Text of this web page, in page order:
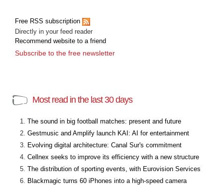
Free RSS subscription
Directly in your feed reader
Recommend website to a friend
Subscribe to the free newsletter
Most read in the last 30 days
The sound in big football matches: present and future
Gestmusic and Amplify launch KAI: AI for entertainment
Evolving digital architecture: Canal Sur's commitment
Cellnex seeks to improve its efficiency with a new structure
The distribution of sporting events, with Eurovision Services
Blackmagic turns 60 iPhones into a high-speed camera